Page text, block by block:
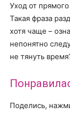
Уход от
Такая фраза
хотя чаще –
непонятно
не тянуть
Поделись,